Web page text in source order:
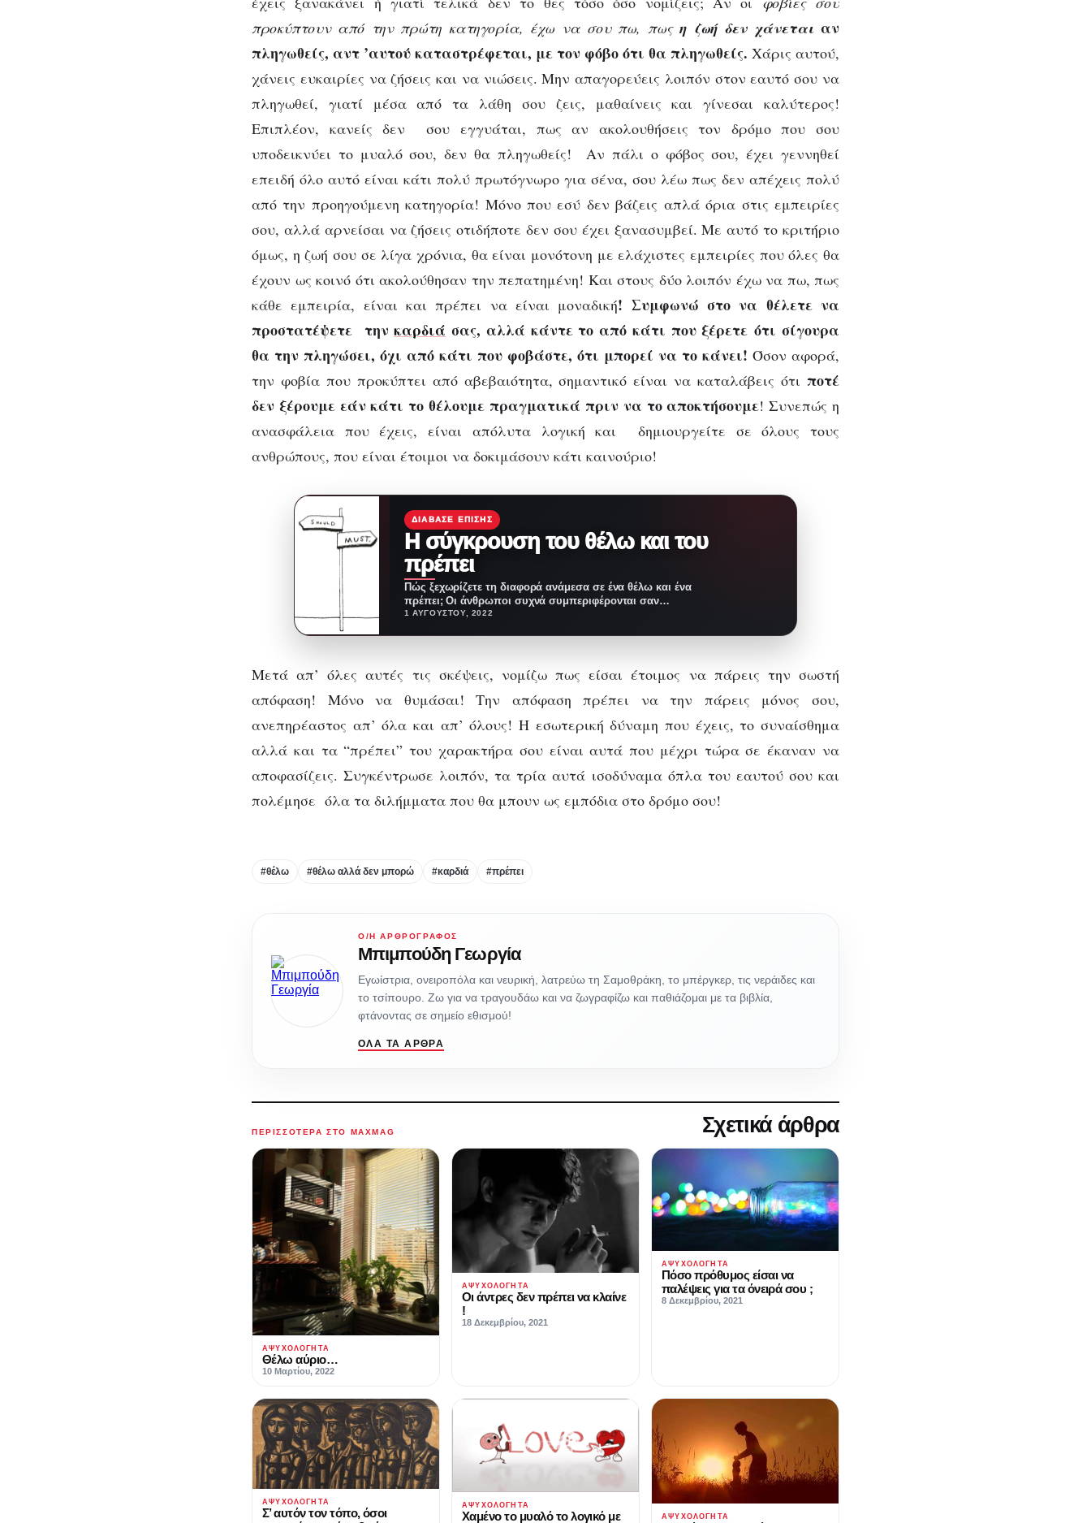
προκύπτουν από την πρώτη κατηγορία, έχω να σου πω, πωςη ζωή δεν χάνεται αν
πληγωθείς, αντ ’αυτού καταστρέφεται, με τον φόβο ότι θα πληγωθείς. Χάρις αυτού,
χάνεις ευκαιρίες να ζήσεις και να νιώσεις. Μην απαγορεύεις λοιπόν στον εαυτό σου να
πληγωθεί, γιατί μέσα από τα λάθη σου ζεις, μαθαίνεις και γίνεσαι καλύτερος!
Επιπλέον, κανείς δεν σου εγγυάται, πως αν ακολουθήσεις τον δρόμο που σου
υποδεικνύει το μυαλό σου, δεν θα πληγωθείς! Αν πάλι ο φόβος σου, έχει γεννηθεί
επειδή όλο αυτό είναι κάτι πολύ πρωτόγνωρο για σένα, σου λέω πως δεν απέχεις πολύ
από την προηγούμενη κατηγορία! Μόνο που εσύ δεν βάζεις απλά όρια στις εμπειρίες
σου, αλλά αρνείσαι να ζήσεις οτιδήποτε δεν σου έχει ξανασυμβεί. Με αυτό το κριτήριο
όμως, η ζωή σου σε λίγα χρόνια, θα είναι μονότονη με ελάχιστες εμπειρίες που όλες θα
έχουν ως κοινό ότι ακολούθησαν την πεπατημένη! Και στους δύο λοιπόν έχω να πω, πως
κάθε εμπειρία, είναι και πρέπει να είναι μοναδική! Συμφωνώ στο να θέλετε να
προστατέψετε τηνκαρδιά σας, αλλά κάντε το από κάτι που ξέρετε ότι σίγουρα
θα την πληγώσει, όχι από κάτι που φοβάστε, ότι μπορεί να το κάνει! Όσον αφορά,
την φοβία που προκύπτει από αβεβαιότητα, σημαντικό είναι να καταλάβεις ότι ποτέ
δεν ξέρουμε εάν κάτι το θέλουμε πραγματικά πριν να το αποκτήσουμε! Συνεπώς η
ανασφάλεια που έχεις, είναι απόλυτα λογική και δημιουργείτε σε όλους τους
ανθρώπους, που είναι έτοιμοι να δοκιμάσουν κάτι καινούριο!
ΔΙΆΒΑΣΕ ΕΠΊΣΗΣ
H σύγκρουση του θέλω και του
πρέπει
Πώς ξεχωρίζετε τη διαφορά ανάμεσα σε ένα θέλω και ένα
πρέπει; Οι άνθρωποι συχνά συμπεριφέρονται σαν…
1 ΑΥΓΟΎΣΤΟΥ, 2022
Μετά απ’ όλες αυτές τις σκέψεις, νομίζω πως είσαι έτοιμος να πάρεις την σωστή
απόφαση! Μόνο να θυμάσαι! Την απόφαση πρέπει να την πάρεις μόνος σου,
ανεπηρέαστος απ’ όλα και απ’ όλους! Η εσωτερική δύναμη που έχεις, το συναίσθημα
αλλά και τα “πρέπει” του χαρακτήρα σου είναι αυτά που μέχρι τώρα σε έκαναν να
αποφασίζεις. Συγκέντρωσε λοιπόν, τα τρία αυτά ισοδύναμα όπλα του εαυτού σου και
πολέμησε όλα τα διλήμματα που θα μπουν ως εμπόδια στο δρόμο σου!
#θέλω #θέλω αλλά δεν μπορώ #καρδιά #πρέπει
Ο/Η ΑΡΘΡΟΓΡΆΦΟΣ
Μπιμπούδη Γεωργία
Εγωίστρια, ονειροπόλα και νευρική, λατρεύω τη Σαμοθράκη, το μπέργκερ, τις νεράιδες και
το τσίπουρο. Ζω για να τραγουδάω και να ζωγραφίζω και παθιάζομαι με τα βιβλία,
φτάνοντας σε σημείο εθισμού!
ΌΛΑ ΤΑ ΆΡΘΡΑ
ΠΕΡΙΣΣΌΤΕΡΑ ΣΤΟ MAXMAG Σχετικά άρθρα
ΑΨΥΧΟΛΌΓΗΤΑ
Θέλω αύριο…
10 Μαρτίου, 2022
ΑΨΥΧΟΛΌΓΗΤΑ
Οι άντρες δεν πρέπει να κλαίνε
!
18 Δεκεμβρίου, 2021
ΑΨΥΧΟΛΌΓΗΤΑ
Πόσο πρόθυμος είσαι να
παλέψεις για τα όνειρά σου ;
8 Δεκεμβρίου, 2021
ΑΨΥΧΟΛΌΓΗΤΑ
Σ’ αυτόν τον τόπο, όσοι
ΑΨΥΧΟΛΌΓΗΤΑ
Χαμένο το μυαλό το λογικό με
ΑΨΥΧΟΛΌΓΗΤΑ